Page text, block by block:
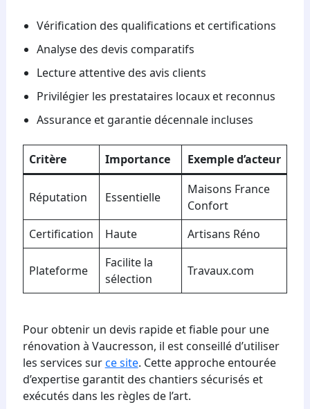
Vérification des qualifications et certifications
Analyse des devis comparatifs
Lecture attentive des avis clients
Privilégier les prestataires locaux et reconnus
Assurance et garantie décennale incluses
Critère Importance Exemple d’acteur
Réputation Essentielle
Maisons France
Confort
Certification
Haute Artisans Réno
Plateforme
Facilite la
sélection
Travaux.com
Pour obtenir un devis rapide et fiable pour une
rénovation à Vaucresson, il est conseillé d’utiliser
les services surce site. Cette approche entourée
d’expertise garantit des chantiers sécurisés et
exécutés dans les règles de l’art.